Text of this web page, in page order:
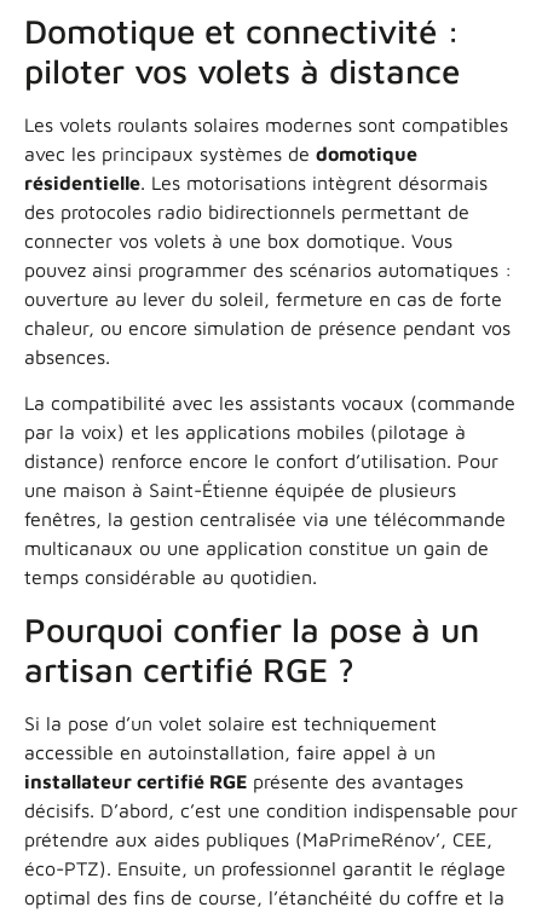
Domotique et connectivité :
piloter vos volets à distance
Les volets roulants solaires modernes sont compatibles
avec les principaux systèmes de domotique
résidentielle. Les motorisations intègrent désormais
des protocoles radio bidirectionnels permettant de
connecter vos volets à une box domotique. Vous
pouvez ainsi programmer des scénarios automatiques :
ouverture au lever du soleil, fermeture en cas de forte
chaleur, ou encore simulation de présence pendant vos
absences.
La compatibilité avec les assistants vocaux (commande
par la voix) et les applications mobiles (pilotage à
distance) renforce encore le confort d’utilisation. Pour
une maison à Saint-Étienne équipée de plusieurs
fenêtres, la gestion centralisée via une télécommande
multicanaux ou une application constitue un gain de
temps considérable au quotidien.
Pourquoi confier la pose à un
artisan certifié RGE ?
Si la pose d’un volet solaire est techniquement
accessible en autoinstallation, faire appel à un
installateur certifié RGE présente des avantages
décisifs. D’abord, c’est une condition indispensable pour
prétendre aux aides publiques (MaPrimeRénov’, CEE,
éco-PTZ). Ensuite, un professionnel garantit le réglage
optimal des fins de course, l’étanchéité du coffre et la